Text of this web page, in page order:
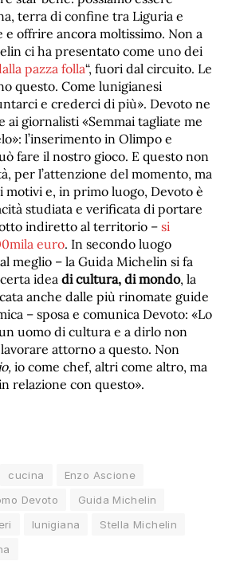
terra di confine tra Liguria e
e offrire ancora moltissimo. Non a
ci ha presentato come uno dei
pazza folla“, fuori dal circuito. Le
questo. Come lunigianesi
e crederci di più». Devoto ne
ai giornalisti «Semmai tagliate me
l’inserimento in Olimpo e
fare il nostro gioco. E questo non
per l’attenzione del momento, ma
e, in primo luogo, Devoto è
studiata e verificata di portare
indiretto al territorio – si
euro. In secondo luogo
meglio – la Guida Michelin si fa
idea di cultura, di mondo, la
anche dalle più rinomate guide
– sposa e comunica Devoto: «Lo
uomo di cultura e a dirlo non
attorno a questo. Non
io come chef, altri come altro, ma
relazione con questo».
cucina
Enzo Ascione
Devoto
Guida Michelin
lunigiana
Stella Michelin